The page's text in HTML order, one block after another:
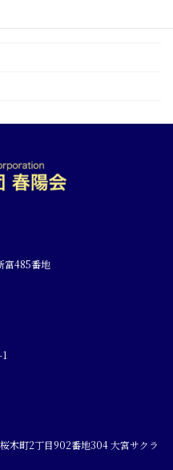
富485番地
木町2丁目902番地304 大宮サクラ